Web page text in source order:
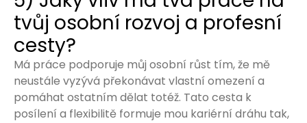
tvůj osobní rozvoj a profesní
cesty?
Má práce podporuje můj osobní růst tím, že mě
neustále vyzývá překonávat vlastní omezení a
pomáhat ostatním dělat totéž. Tato cesta k
posílení a flexibilitě formuje mou kariérní dráhu tak,